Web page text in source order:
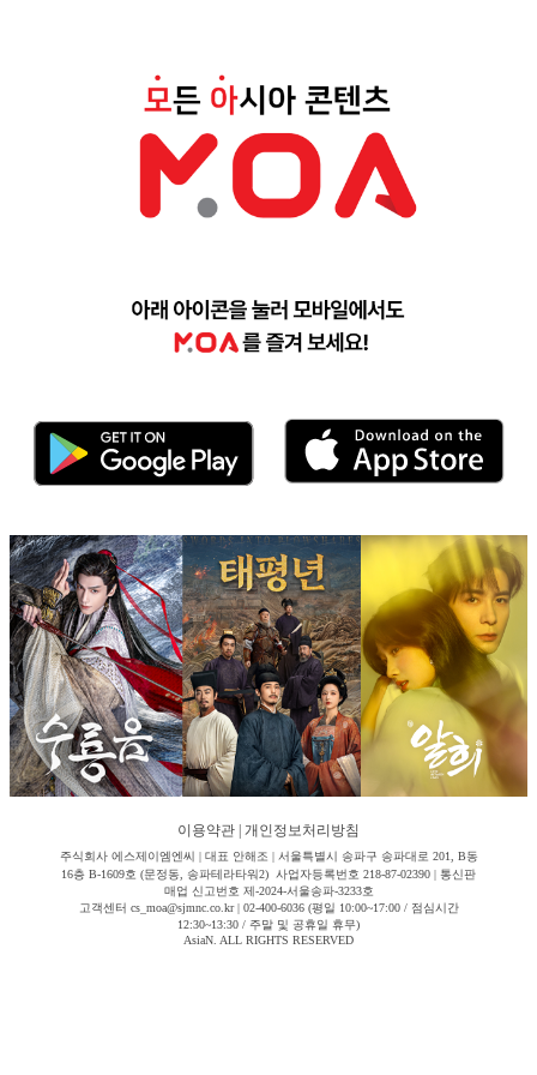
이용약관 개인정보처리방침
주식회사 에스제이엠엔씨 | 대표 안해조 | 서울특별시 송파구 송파대로 201, B동
16층 B-1609호 (문정동, 송파테라타워2) 사업자등록번호 218-87-02390 | 통신판
매업 신고번호 제-2024-서울송파-3233호
고객센터 cs_moa@sjmnc.co.kr | 02-400-6036 (평일 10:00~17:00 / 점심시간
12:30~13:30 / 주말 및 공휴일 휴무)
AsiaN. ALL RIGHTS RESERVED